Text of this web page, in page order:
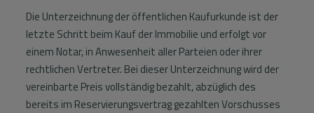
Die Unterzeichnung der öffentlichen Kaufurkunde ist der
letzte Schritt beim Kauf der Immobilie und erfolgt vor
einem Notar, in Anwesenheit aller Parteien oder ihrer
rechtlichen Vertreter. Bei dieser Unterzeichnung wird der
vereinbarte Preis vollständig bezahlt, abzüglich des
bereits im Reservierungsvertrag gezahlten Vorschusses